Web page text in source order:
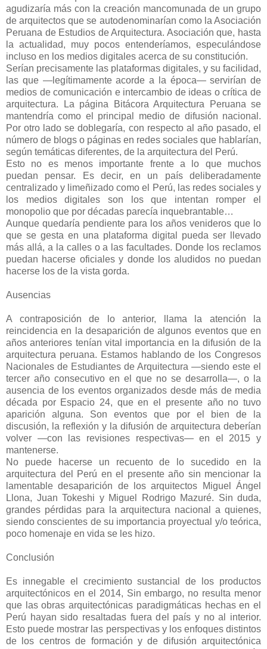
agudizaría más con la creación mancomunada de un grupo
de arquitectos que se autodenominarían como la Asociación
Peruana de Estudios de Arquitectura. Asociación que, hasta
la actualidad, muy pocos entenderíamos, especulándose
incluso en los medios digitales acerca de su constitución.
Serían precisamente las plataformas digitales, y su facilidad,
las que —legítimamente acorde a la época— servirían de
medios de comunicación e intercambio de ideas o crítica de
arquitectura. La página Bitácora Arquitectura Peruana se
mantendría como el principal medio de difusión nacional.
Por otro lado se doblegaría, con respecto al año pasado, el
número de blogs o páginas en redes sociales que hablarían,
según temáticas diferentes, de la arquitectura del Perú.
Esto no es menos importante frente a lo que muchos
puedan pensar. Es decir, en un país deliberadamente
centralizado y limeñizado como el Perú, las redes sociales y
los medios digitales son los que intentan romper el
monopolio que por décadas parecía inquebrantable…
Aunque quedaría pendiente para los años venideros que lo
que se gesta en una plataforma digital pueda ser llevado
más allá, a la calles o a las facultades. Donde los reclamos
puedan hacerse oficiales y donde los aludidos no puedan
hacerse los de la vista gorda.
Ausencias
A contraposición de lo anterior, llama la atención la
reincidencia en la desaparición de algunos eventos que en
años anteriores tenían vital importancia en la difusión de la
arquitectura peruana. Estamos hablando de los Congresos
Nacionales de Estudiantes de Arquitectura —siendo este el
tercer año consecutivo en el que no se desarrolla—, o la
ausencia de los eventos organizados desde más de media
década por Espacio 24, que en el presente año no tuvo
aparición alguna. Son eventos que por el bien de la
discusión, la reflexión y la difusión de arquitectura deberían
volver —con las revisiones respectivas— en el 2015 y
mantenerse.
No puede hacerse un recuento de lo sucedido en la
arquitectura del Perú en el presente año sin mencionar la
lamentable desaparición de los arquitectos Miguel Ángel
Llona, Juan Tokeshi y Miguel Rodrigo Mazuré. Sin duda,
grandes pérdidas para la arquitectura nacional a quienes,
siendo conscientes de su importancia proyectual y/o teórica,
poco homenaje en vida se les hizo.
Conclusión
Es innegable el crecimiento sustancial de los productos
arquitectónicos en el 2014, Sin embargo, no resulta menor
que las obras arquitectónicas paradigmáticas hechas en el
Perú hayan sido resaltadas fuera del país y no al interior.
Esto puede mostrar las perspectivas y los enfoques distintos
de los centros de formación y de difusión arquitectónica